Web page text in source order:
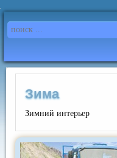
Зима
Зимний интерьер